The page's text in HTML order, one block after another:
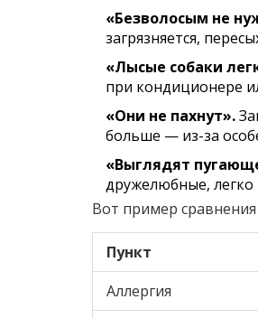
«Безволосым не
загрязняется,
«Лысые собаки
при кондиционере
«Они не пахнут».
больше — из-за
«Выглядят
дружелюбные, легко
Вот пример
Пункт
Аллергия